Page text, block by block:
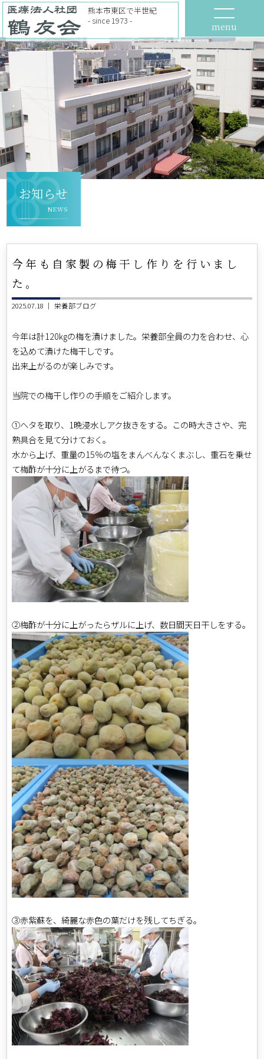
menu
熊本市東区で半世紀
- since 1973 -
お知らせ
NEWS
今年も自家製の梅干し作りを行いまし
た。
2025.07.18 ｜ 栄養部ブログ
今年は計120㎏の梅を漬けました。栄養部全員の力を合わせ、心
を込めて漬けた梅干しです。
出来上がるのが楽しみです。
当院での梅干し作りの手順をご紹介します。
①ヘタを取り、1晩浸水しアク抜きをする。この時大きさや、完
熟具合を見て分けておく。
水から上げ、重量の15％の塩をまんべんなくまぶし、重石を乗せ
て梅酢が十分に上がるまで待つ。
②梅酢が十分に上がったらザルに上げ、数日間天日干しをする。
③赤紫蘇を、綺麗な赤色の葉だけを残してちぎる。